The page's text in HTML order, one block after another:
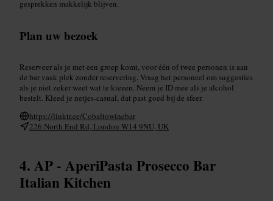
gesprekken makkelijk blijven.
Plan uw bezoek
Reserveer als je met een groep komt, voor één of twee personen is aan
de bar vaak plek zonder reservering. Vraag het personeel om suggesties
als je niet zeker weet wat te kiezen. Neem je ID mee als je alcohol
bestelt. Kleed je netjes-casual, dat past goed bij de sfeer.
https://linktr.ee/Cobaltowinebar
226 North End Rd, London W14 9NU, UK
AP - AperiPasta Prosecco Bar
Italian Kitchen